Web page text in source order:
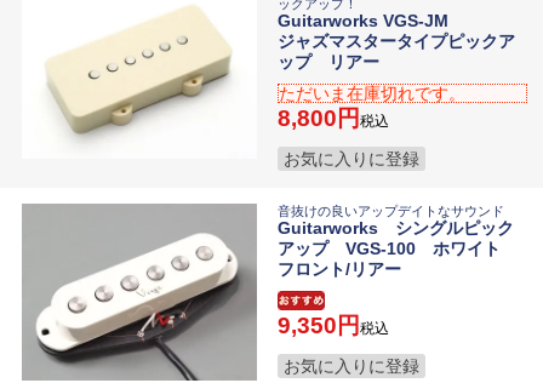
ックアップ！
Guitarworks VGS-JM
ジャズマスタータイプピックア
ップ リアー
ただいま在庫切れです。
8,800 税込
お気に入りに登録
音抜けの良いアップデイトなサウンド
Guitarworks シングルピック
アップ VGS-100 ホワイト
フロント/リアー
9,350 税込
お気に入りに登録